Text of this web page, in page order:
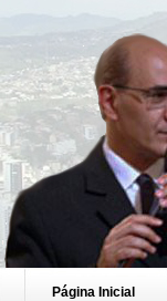
Página Inicial